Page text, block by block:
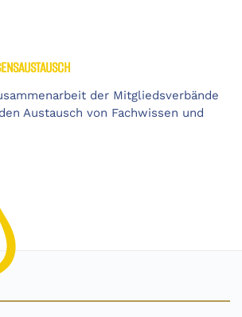
der Mitgliedsverbände
Austausch von Fachwissen und